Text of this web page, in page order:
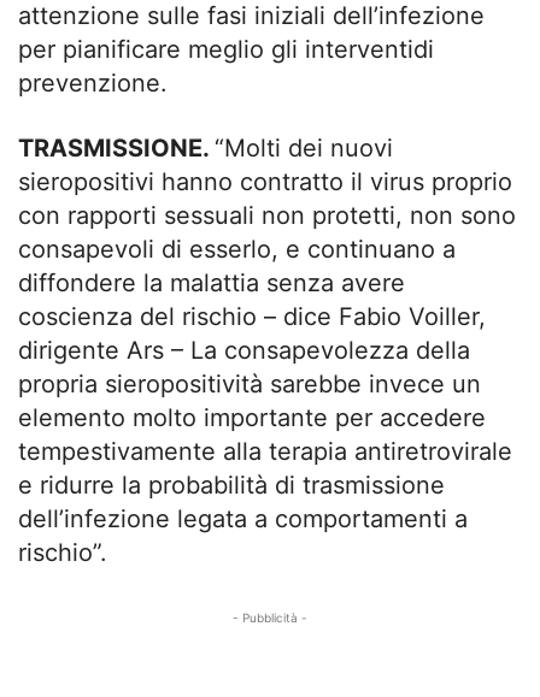
attenzione sulle fasi iniziali dell’infezione
per pianificare meglio gli interventidi
prevenzione.
TRASMISSIONE. “Molti dei nuovi
sieropositivi hanno contratto il virus proprio
con rapporti sessuali non protetti, non sono
consapevoli di esserlo, e continuano a
diffondere la malattia senza avere
coscienza del rischio – dice Fabio Voiller,
dirigente Ars – La consapevolezza della
propria sieropositività sarebbe invece un
elemento molto importante per accedere
tempestivamente alla terapia antiretrovirale
e ridurre la probabilità di trasmissione
dell’infezione legata a comportamenti a
rischio”.
- Pubblicità -